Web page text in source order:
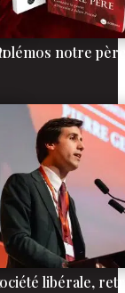
notre
libérale,